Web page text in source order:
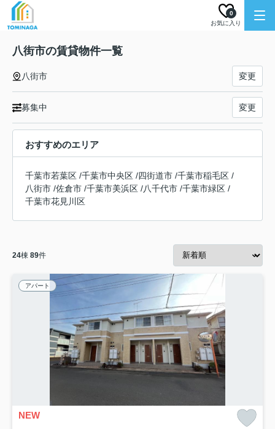
お気に入り
0
八街市の賃貸物件一覧
八街市 変更
募集中 変更
おすすめのエリア
千葉市若葉区 /千葉市中央区 /四街道市 /千葉市稲毛区 /
八街市 /佐倉市 /千葉市美浜区 /八千代市 /千葉市緑区 /
千葉市花見川区
24棟 89件
アパート
NEW